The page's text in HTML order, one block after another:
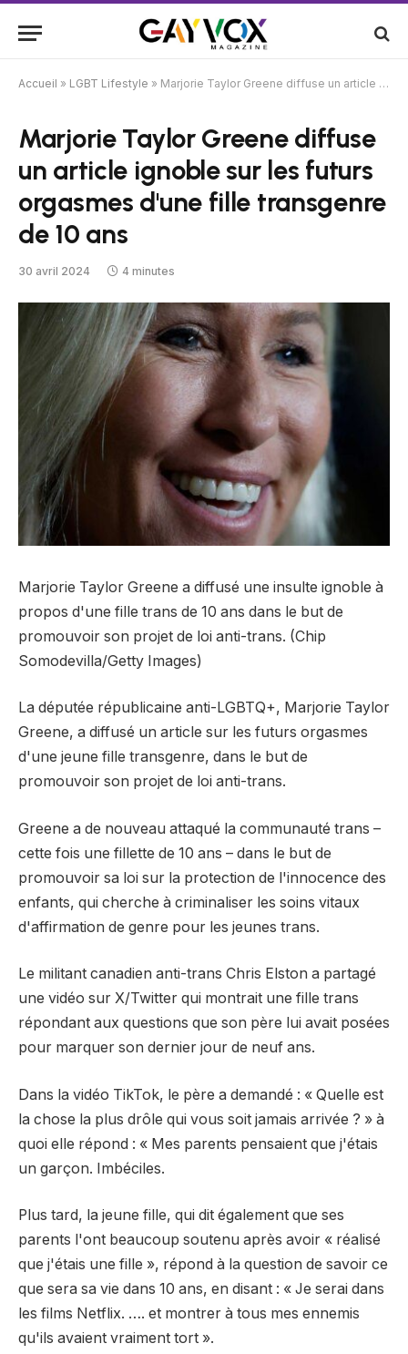
Accueil » LGBT Lifestyle » Marjorie Taylor Greene diffuse un article ignoble sur les futurs orgasmes d'une fille transgenre de 10 ans
Marjorie Taylor Greene diffuse
un article ignoble sur les futurs
orgasmes d'une fille transgenre
de 10 ans
30 avril 2024 4 minutes
Marjorie Taylor Greene a diffusé une insulte ignoble à
propos d'une fille trans de 10 ans dans le but de
promouvoir son projet de loi anti-trans. (Chip
Somodevilla/Getty Images)
La députée républicaine anti-LGBTQ+, Marjorie Taylor
Greene, a diffusé un article sur les futurs orgasmes
d'une jeune fille transgenre, dans le but de
promouvoir son projet de loi anti-trans.
Greene a de nouveau attaqué la communauté trans –
cette fois une fillette de 10 ans – dans le but de
promouvoir sa loi sur la protection de l'innocence des
enfants, qui cherche à criminaliser les soins vitaux
d'affirmation de genre pour les jeunes trans.
Le militant canadien anti-trans Chris Elston a partagé
une vidéo sur X/Twitter qui montrait une fille trans
répondant aux questions que son père lui avait posées
pour marquer son dernier jour de neuf ans.
Dans la vidéo TikTok, le père a demandé : « Quelle est
la chose la plus drôle qui vous soit jamais arrivée ? » à
quoi elle répond : « Mes parents pensaient que j'étais
un garçon. Imbéciles.
Plus tard, la jeune fille, qui dit également que ses
parents l'ont beaucoup soutenu après avoir « réalisé
que j'étais une fille », répond à la question de savoir ce
que sera sa vie dans 10 ans, en disant : « Je serai dans
les films Netflix. …. et montrer à tous mes ennemis
qu'ils avaient vraiment tort ».